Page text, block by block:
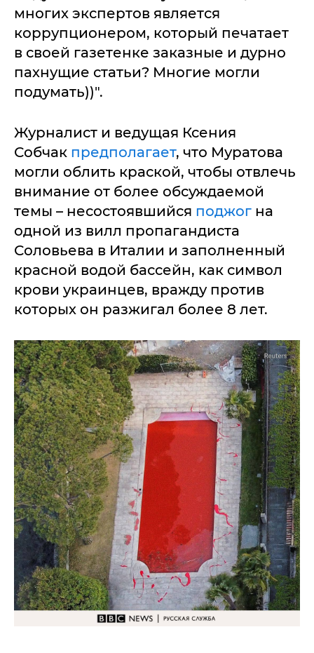
многих экспертов является
коррупционером, который печатает
в своей газетенке заказные и дурно
пахнущие статьи? Многие могли
подумать))".
Журналист и ведущая Ксения
Собчак предполагает, что Муратова
могли облить краской, чтобы отвлечь
внимание от более обсуждаемой
темы – несостоявшийся поджог на
одной из вилл пропагандиста
Соловьева в Италии и заполненный
красной водой бассейн, как символ
крови украинцев, вражду против
которых он разжигал более 8 лет.